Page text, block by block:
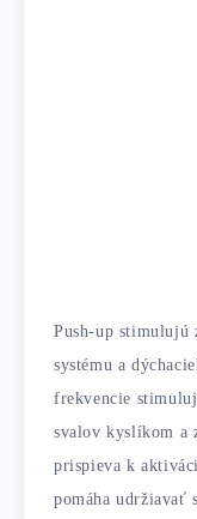
Push-up stimulujú
systému a
frekvencie
svalov kyslíkom a
prispieva k
pomáha udržiavať